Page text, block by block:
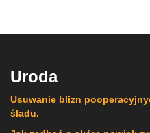
Uroda
Usuwanie blizn
śladu.